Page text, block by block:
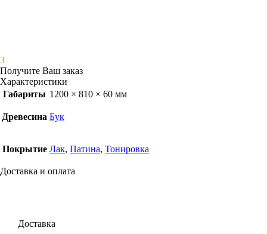
3
Получите Ваш заказ
Характеристики
Габариты 1200 × 810 × 60 мм
Древесина Бук
Покрытие Лак, Патина, Тонировка
Доставка и оплата
Доставка